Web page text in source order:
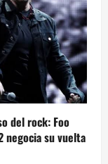
del rock: Foo
negocia su vuelta